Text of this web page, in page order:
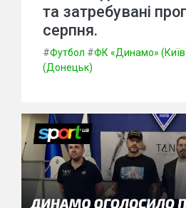
та затребувані
серпня.
#Футбол #ФК «Динамо»
(Донецьк)